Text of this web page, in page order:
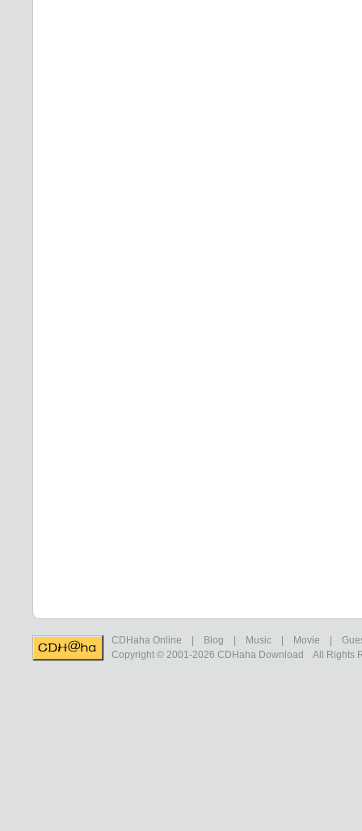
CDHaha Online Blog Music Movie
Copyright © 2001-2026 CDHaha Download All Rights